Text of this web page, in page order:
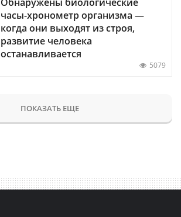
часы-хронометр организма —
когда они выходят из строя,
развитие человека
останавливается
5079
ПОКАЗАТЬ ЕЩЕ